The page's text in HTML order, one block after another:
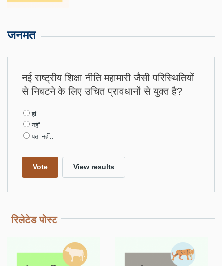
जनमत
नई राष्ट्रीय शिक्षा नीति महामारी जैसी परिस्थितियों
से निबटने के लिए उचित प्रावधानों से युक्त है?
Choices
हां..
नहीं..
पता नहीं..
रिलेटेड पोस्ट